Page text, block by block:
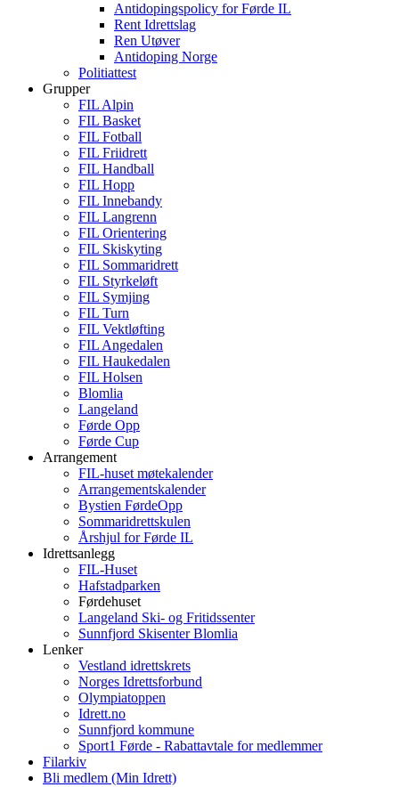
Antidopingspolicy for Førde IL
Rent Idrettslag
Ren Utøver
Antidoping Norge
Politiattest
Grupper
FIL Alpin
FIL Basket
FIL Fotball
FIL Friidrett
FIL Handball
FIL Hopp
FIL Innebandy
FIL Langrenn
FIL Orientering
FIL Skiskyting
FIL Sommaridrett
FIL Styrkeløft
FIL Symjing
FIL Turn
FIL Vektløfting
FIL Angedalen
FIL Haukedalen
FIL Holsen
Blomlia
Langeland
Førde Opp
Førde Cup
Arrangement
FIL-huset møtekalender
Arrangementskalender
Bystien FørdeOpp
Sommaridrettskulen
Årshjul for Førde IL
Idrettsanlegg
FIL-Huset
Hafstadparken
Førdehuset
Langeland Ski- og Fritidssenter
Sunnfjord Skisenter Blomlia
Lenker
Vestland idrettskrets
Norges Idrettsforbund
Olympiatoppen
Idrett.no
Sunnfjord kommune
Sport1 Førde - Rabattavtale for medlemmer
Filarkiv
Bli medlem (Min Idrett)